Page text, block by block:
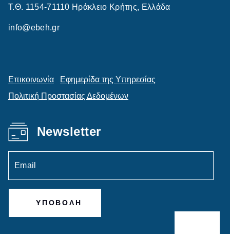
Τ.Θ. 1154-71110 Ηράκλειο Κρήτης, Ελλάδα
info@ebeh.gr
Επικοινωνία
Εφημερίδα της Υπηρεσίας
Πολιτική Προστασίας Δεδομένων
Newsletter